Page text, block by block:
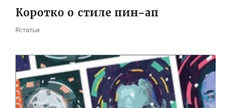
Коротко о стиле пин-ап
#статьи